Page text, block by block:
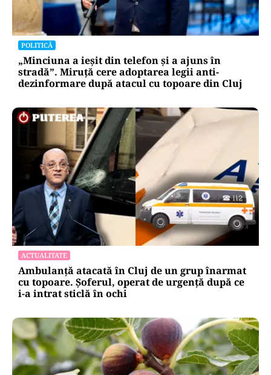
POLITICĂ
„Minciuna a ieșit din telefon și a ajuns în
stradă”. Miruță cere adoptarea legii anti-
dezinformare după atacul cu topoare din Cluj
ACTUALITATE
Ambulanță atacată în Cluj de un grup înarmat
cu topoare. Șoferul, operat de urgență după ce
i-a intrat sticlă în ochi